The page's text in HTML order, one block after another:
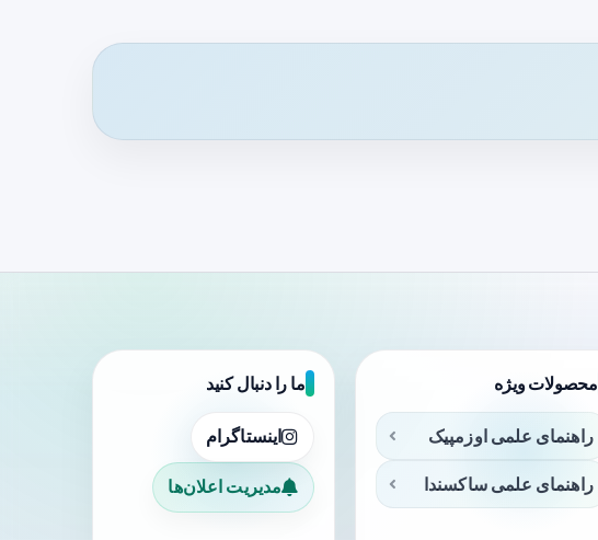
محصولات ویژه
راهنمای علمی اوزمپیک
راهنمای علمی ساکسندا
ما را دنبال کنید
اینستاگرام
مدیریت اعلان‌ها